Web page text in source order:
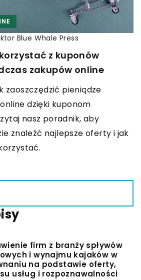
Blue Whale Press
z kuponów
zakupów online
zaoszczędzić pieniądze
dzięki kuponom
nasz poradnik, aby
znaleźć najlepsze oferty i jak
firm z branży spływów
i wynajmu kajaków w
na podstawie oferty,
usług i rozpoznawalności